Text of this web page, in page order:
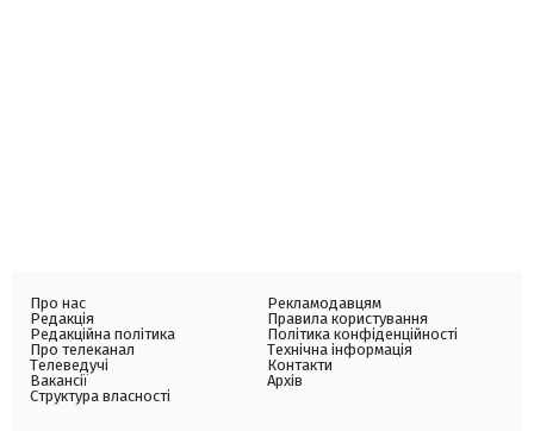
Про нас
Редакція
Редакційна політика
Про телеканал
Телеведучі
Вакансії
Структура власності
Рекламодавцям
Правила користування
Політика конфіденційності
Технічна інформація
Контакти
Архів